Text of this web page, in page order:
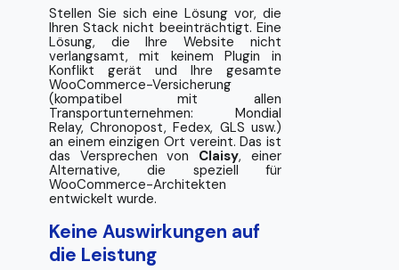
Stellen Sie sich eine Lösung vor, die
Ihren Stack nicht beeinträchtigt. Eine
Lösung, die Ihre Website nicht
verlangsamt, mit keinem Plugin in
Konflikt gerät und Ihre gesamte
WooCommerce-Versicherung
(kompatibel mit allen
Transportunternehmen: Mondial
Relay, Chronopost, Fedex, GLS usw.)
an einem einzigen Ort vereint. Das ist
das Versprechen von Claisy, einer
Alternative, die speziell für
WooCommerce-Architekten
entwickelt wurde.
Keine Auswirkungen auf
die Leistung